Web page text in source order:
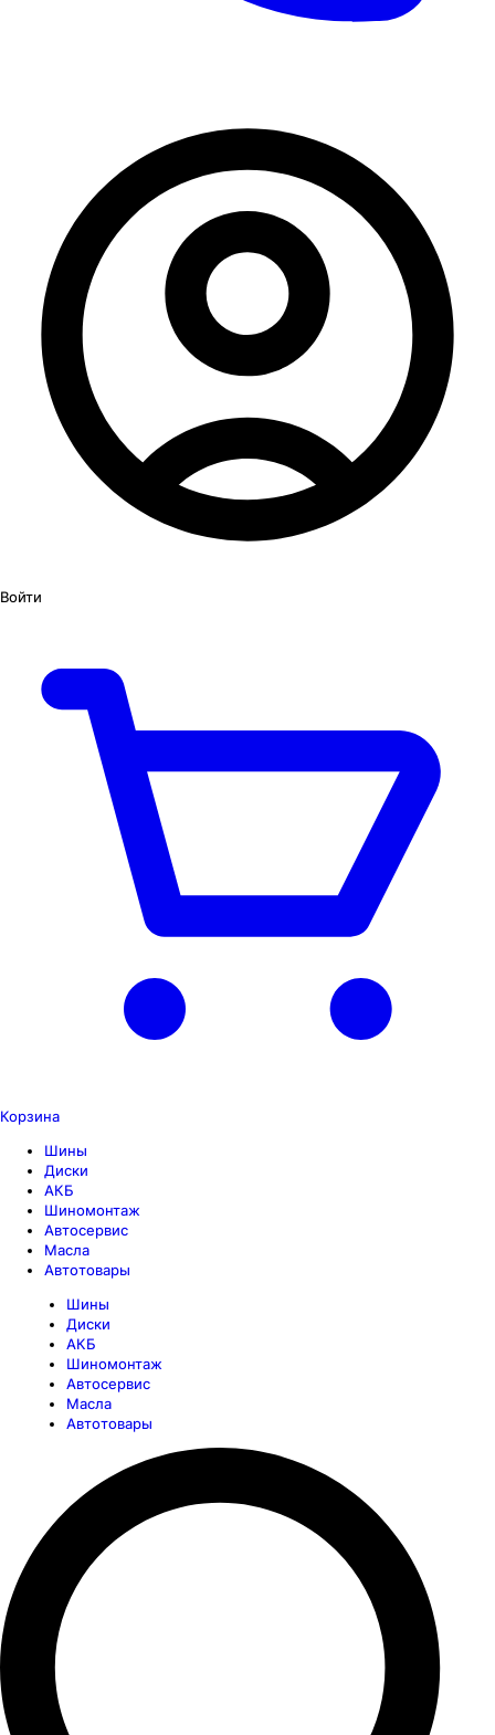
Войти
Корзина
Шины
Диски
АКБ
Шиномонтаж
Автосервис
Масла
Автотовары
Шины
Диски
АКБ
Шиномонтаж
Автосервис
Масла
Автотовары